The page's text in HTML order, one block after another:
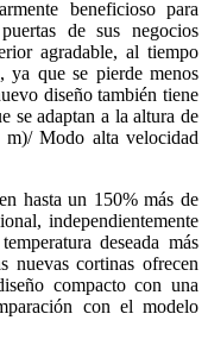
beneficioso para
de sus negocios
agradable, al tiempo
ya que se pierde menos
diseño también tiene
se adaptan a la altura de
Modo alta velocidad
hasta un 150% más de
independientemente
deseada más
nuevas cortinas ofrecen
compacto con una
con el modelo